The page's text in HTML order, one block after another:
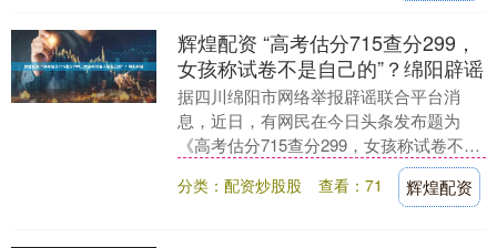
辉煌配资 “高考估分715查分299，
女孩称试卷不是自己的”？绵阳辟谣
据四川绵阳市网络举报辟谣联合平台消
息，近日，有网民在今日头条发布题为
《高考估分715查分299，女孩称试卷不是
自己的》的帖文。称绵阳考生周*禾高考预
估分数715....
分类：配资炒股股 查看：71 辉煌配资